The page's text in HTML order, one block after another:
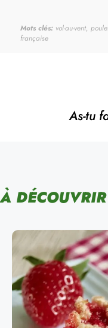
Mots clés: vol-au-vent,
française
As-tu
À